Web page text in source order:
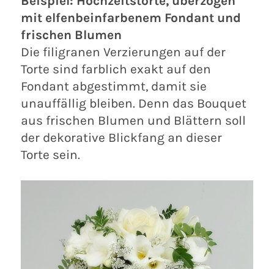
mit elfenbeinfarbenem Fondant und
frischen Blumen
Die filigranen Verzierungen auf der
Torte sind farblich exakt auf den
Fondant abgestimmt, damit sie
unauffällig bleiben. Denn das Bouquet
aus frischen Blumen und Blättern soll
der dekorative Blickfang an dieser
Torte sein.